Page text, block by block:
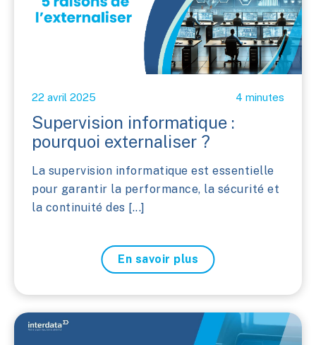
22 avril 2025 4 minutes
Supervision informatique :
pourquoi externaliser ?
La supervision informatique est essentielle
pour garantir la performance, la sécurité et
la continuité des [...]
En savoir plus